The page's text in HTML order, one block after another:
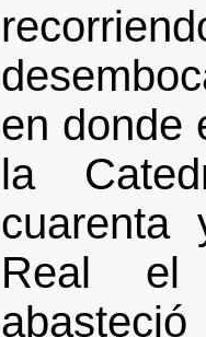
en donde
la
Real el